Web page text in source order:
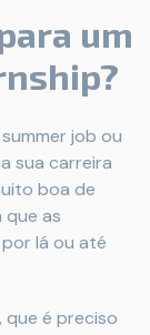
um
job ou
sua carreira
boa de
as
lá ou até
que é preciso